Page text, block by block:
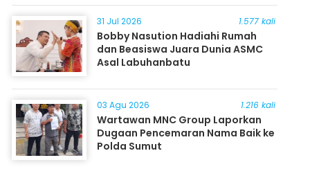
31 Jul 2026 1.577 kali
Bobby Nasution Hadiahi Rumah
dan Beasiswa Juara Dunia ASMC
Asal Labuhanbatu
03 Agu 2026 1.216 kali
Wartawan MNC Group Laporkan
Dugaan Pencemaran Nama Baik ke
Polda Sumut